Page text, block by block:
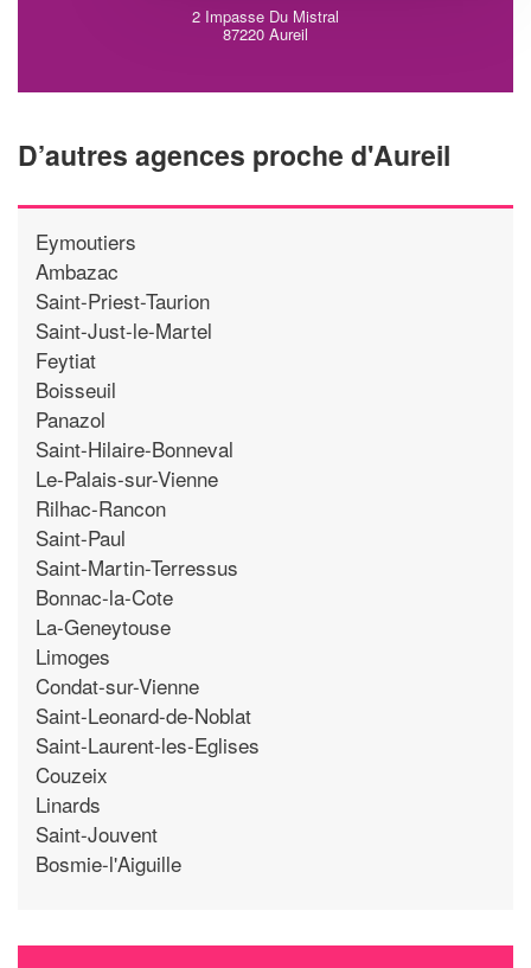
2 Impasse Du Mistral
87220 Aureil
D’autres agences proche d'Aureil
Eymoutiers
Ambazac
Saint-Priest-Taurion
Saint-Just-le-Martel
Feytiat
Boisseuil
Panazol
Saint-Hilaire-Bonneval
Le-Palais-sur-Vienne
Rilhac-Rancon
Saint-Paul
Saint-Martin-Terressus
Bonnac-la-Cote
La-Geneytouse
Limoges
Condat-sur-Vienne
Saint-Leonard-de-Noblat
Saint-Laurent-les-Eglises
Couzeix
Linards
Saint-Jouvent
Bosmie-l'Aiguille